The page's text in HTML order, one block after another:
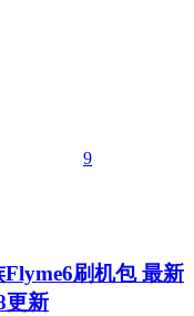
9
刷机包 最新
更新